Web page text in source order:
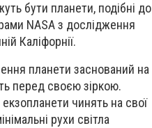
бути планети, подібні до
NASA з дослідження
Каліфорнії.
планети заснований на
перед своєю зіркою.
чинять на свої
рухи світла